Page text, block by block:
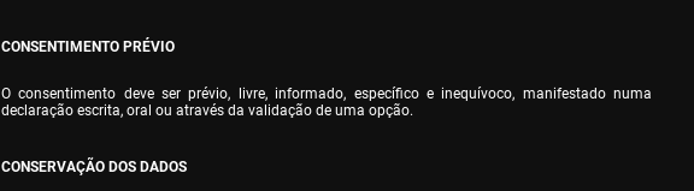
CONSENTIMENTO PRÉVIO
O consentimento deve ser prévio, livre, informado, específico e inequívoco, manifestado numa
declaração escrita, oral ou através da validação de uma opção.
CONSERVAÇÃO DOS DADOS